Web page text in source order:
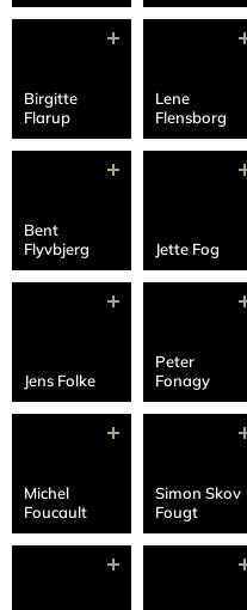
Birgitte
Flarup
Lene
Flensborg
Bent
Flyvbjerg
Jette Fog
Jens Folke
Peter
Fonagy
Michel
Foucault
Simon Skov
Fougt